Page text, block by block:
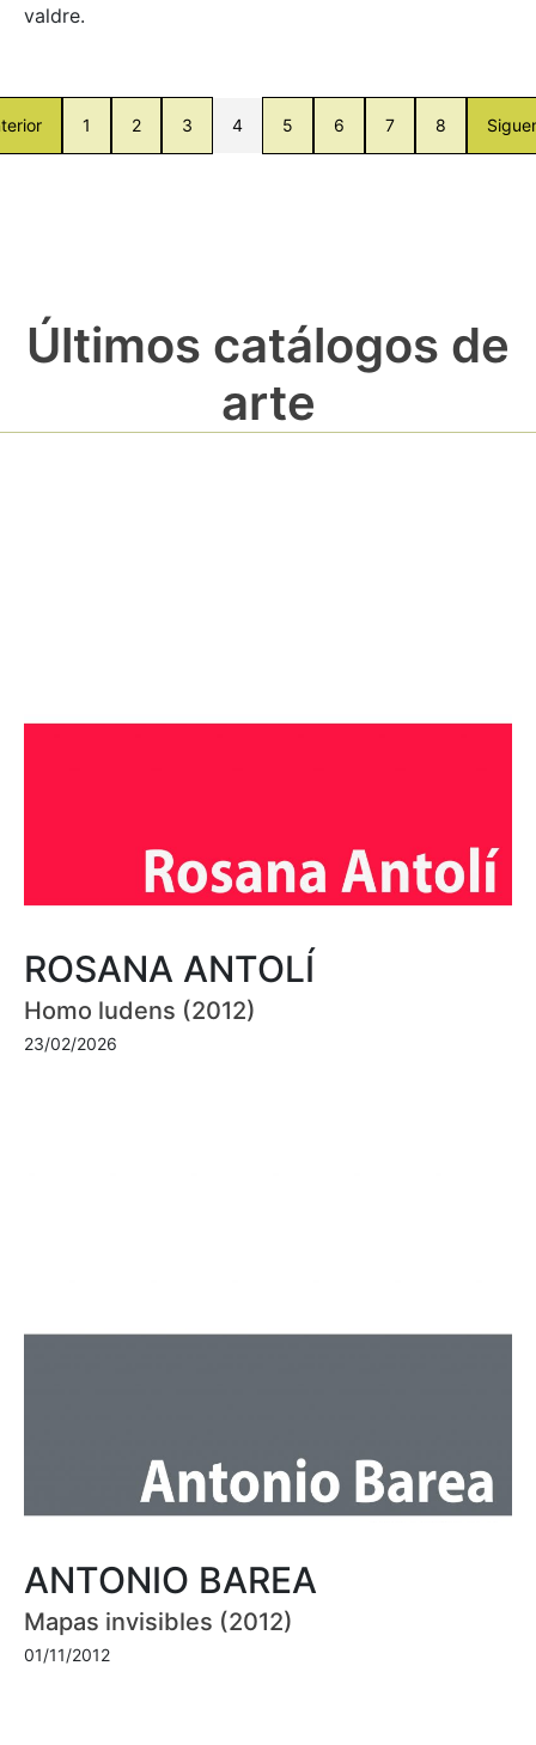
valdre.
1 2 3 4 5 6 7 8
Últimos catálogos de
arte
ROSANA ANTOLÍ
Homo ludens (2012)
23/02/2026
ANTONIO BAREA
Mapas invisibles (2012)
01/11/2012